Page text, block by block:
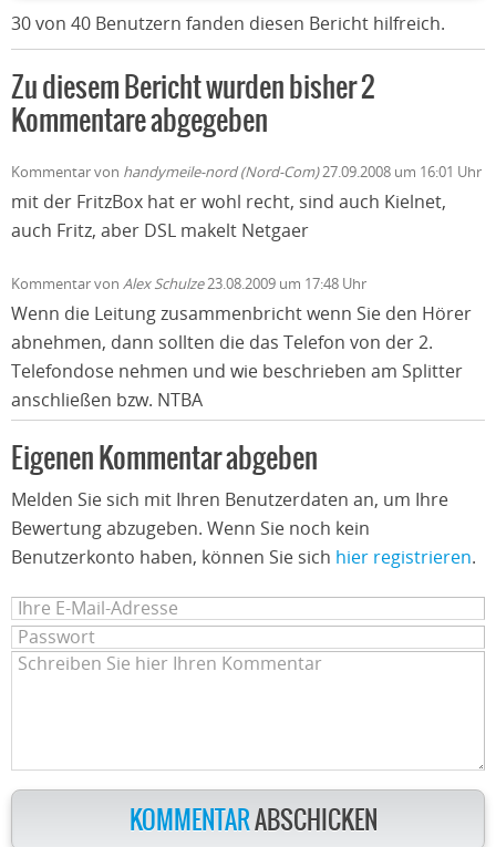
30 von 40 Benutzern fanden diesen Bericht hilfreich.
Zu diesem Bericht wurden bisher 2
Kommentare abgegeben
Kommentar von handymeile-nord (Nord-Com)27.09.2008 um 16:01 Uhr
mit der FritzBox hat er wohl recht, sind auch Kielnet,
auch Fritz, aber DSL makelt Netgaer
Kommentar von Alex Schulze23.08.2009 um 17:48 Uhr
Wenn die Leitung zusammenbricht wenn Sie den Hörer
abnehmen, dann sollten die das Telefon von der 2.
Telefondose nehmen und wie beschrieben am Splitter
anschließen bzw. NTBA
Eigenen Kommentar abgeben
Melden Sie sich mit Ihren Benutzerdaten an, um Ihre
Bewertung abzugeben. Wenn Sie noch kein
Benutzerkonto haben, können Sie sich hier registrieren.
KOMMENTARABSCHICKEN